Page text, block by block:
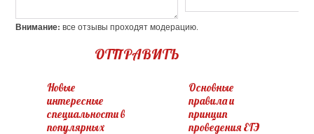
Внимание: все отзывы проходят модерацию.
ОТПРАВИТЬ
Новые
интересные
специальности в
популярных
Основные
правила и
принцип
проведения ЕГЭ